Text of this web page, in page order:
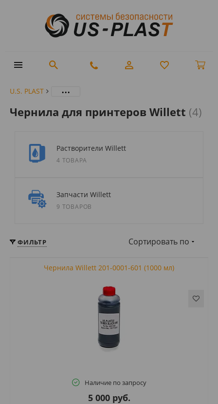
U.S. PLAST ...
Чернила для принтеров Willett (4)
Растворители Willett
4 ТОВАРА
Запчасти Willett
9 ТОВАРОВ
ФИЛЬТР Сортировать по
Чернила Willett 201-0001-601 (1000 мл)
Наличие по запросу
5 000 руб.